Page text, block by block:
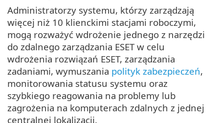
Administratorzy systemu, którzy zarządzają
więcej niż 10 klienckimi stacjami roboczymi,
mogą rozważyć wdrożenie jednego z narzędzi
do zdalnego zarządzania ESET w celu
wdrożenia rozwiązań ESET, zarządzania
zadaniami, wymuszania polityk zabezpieczeń,
monitorowania statusu systemu oraz
szybkiego reagowania na problemy lub
zagrożenia na komputerach zdalnych z jednej
centralnej lokalizacji.